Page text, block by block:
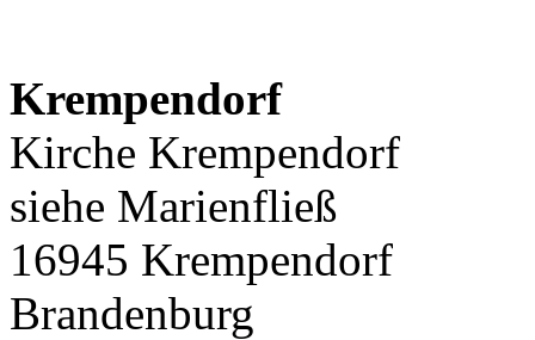
Krempendorf
Kirche Krempendorf
siehe Marienfließ
16945 Krempendorf
Brandenburg